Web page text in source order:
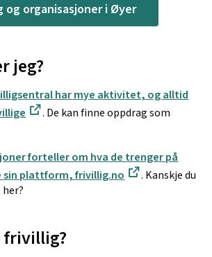
og organisasjoner i Øyer
jeg?
har mye aktivitet, og alltid
. De kan finne oppdrag som
forteller om hva de trenger på
sin plattform, frivillig.no
. Kanskje du